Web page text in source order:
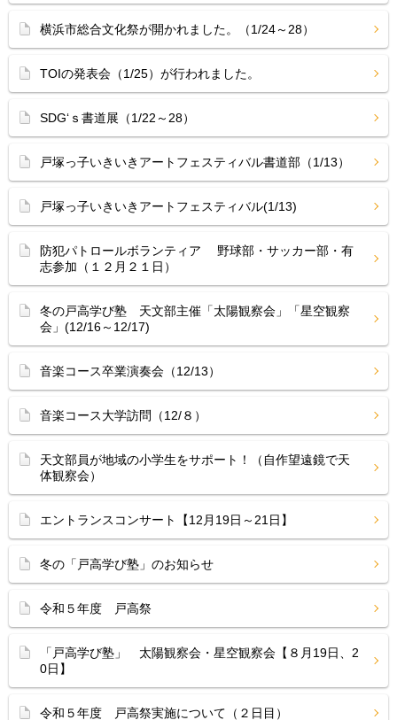
横浜市総合文化祭が開かれました。（1/24～28）
TOIの発表会（1/25）が行われました。
SDG‘ｓ書道展（1/22～28）
戸塚っ子いきいきアートフェスティバル書道部（1/13）
戸塚っ子いきいきアートフェスティバル(1/13)
防犯パトロールボランティア 野球部・サッカー部・有
志参加（１２月２１日）
冬の戸高学び塾 天文部主催「太陽観察会」「星空観察
会」(12/16～12/17)
音楽コース卒業演奏会（12/13）
音楽コース大学訪問（12/８）
天文部員が地域の小学生をサポート！（自作望遠鏡で天
体観察会）
エントランスコンサート【12月19日～21日】
冬の「戸高学び塾」のお知らせ
令和５年度 戸高祭
「戸高学び塾」 太陽観察会・星空観察会【８月19日、2
0日】
令和５年度 戸高祭実施について（２日目）